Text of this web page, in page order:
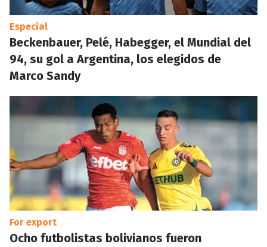
Especial
Beckenbauer, Pelé, Habegger, el Mundial del
94, su gol a Argentina, los elegidos de
Marco Sandy
For export
Ocho futbolistas bolivianos fueron